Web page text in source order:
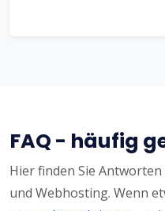
FAQ - häufig
Hier finden Sie
und Webhosting. Wenn